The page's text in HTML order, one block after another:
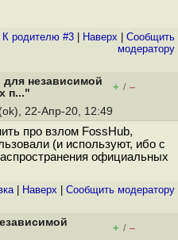
К родителю #3 Наверх
Cообщить
модератору
независимой
п..."
+ / –
(ok), 22-Апр-20, 12:49
про взлом FossHub,
(и используют, ибо с
официальных
| Наверх Cообщить модератору
+ / –